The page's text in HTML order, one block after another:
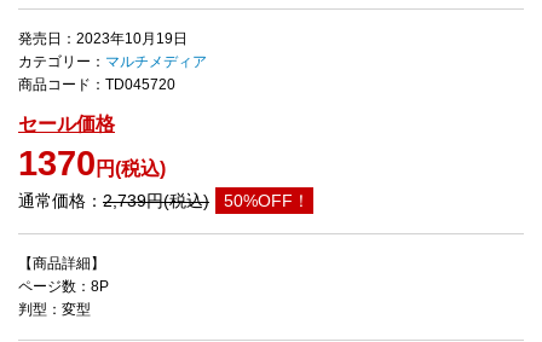
発売日：2023年10月19日
カテゴリー： マルチメディア
商品コード：TD045720
セール価格
1370 円(税込)
通常価格： 2,739円(税込) 50%OFF！
【商品詳細】
ページ数：8P
判型：変型